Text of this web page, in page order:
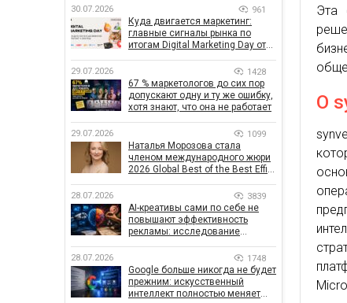
Эта
О
30.07.2026 961
Куда двигается маркетинг:
главные сигналы рынка по
итогам Digital Marketing Day от
29.07.2026 1428
67 % маркетологов до сих пор
допускают одну и ту же ошибку,
хотя знают, что она не работает
29.07.2026 1099
Наталья Морозова стала
членом международного жюри
2026 Global Best of the Best Effie
28.07.2026 3839
AI-креативы сами по себе не
повышают эффективность
рекламы: исследование
влияет на эффективность
кампаний
28.07.2026 1748
Google больше никогда не будет
прежним: искусственный
интеллект полностью меняет